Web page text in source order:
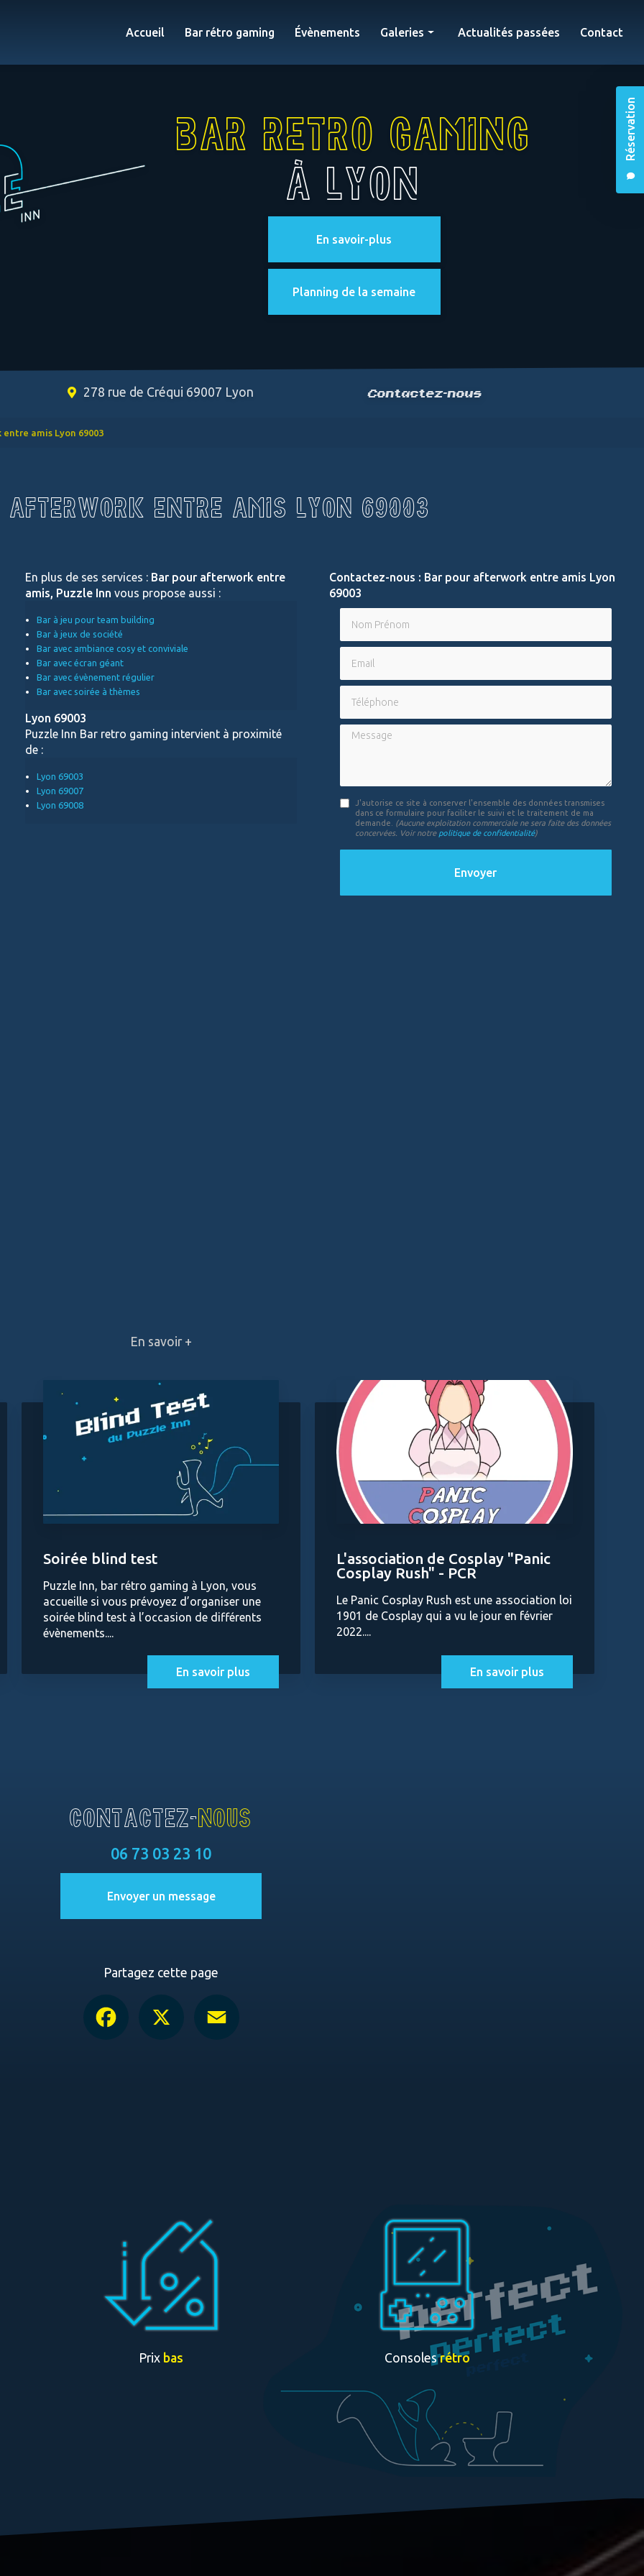
Réservation
Accueil
Bar rétro gaming Évènements Galeries Actualités passées Contact
Bar retro gaming
à Lyon
En savoir-plus
Planning de la semaine
278 rue de Créqui 69007 Lyon Contactez-nous
amis Lyon 69003
AFTERWORK ENTRE AMIS LYON 69003
En plus de ses services : Bar pour afterwork entre
amis, Puzzle Inn vous propose aussi :
Bar à jeu pour team building
Bar à jeux de société
Bar avec ambiance cosy et conviviale
Bar avec écran géant
Bar avec évènement régulier
Bar avec soirée à thèmes
Lyon 69003
Puzzle Inn Bar retro gaming intervient à proximité
de :
Lyon 69003
Lyon 69007
Lyon 69008
Contactez-nous : Bar pour afterwork entre amis Lyon
69003
Message
J'autorise ce site à conserver l'ensemble des données transmises
dans ce formulaire pour faciliter le suivi et le traitement de ma
demande.
(Aucune exploitation commerciale ne sera faite des données
concervées. Voir notre politique de confidentialité)
En savoir +
Soirée blind test
Puzzle Inn, bar rétro gaming à Lyon, vous
accueille si vous prévoyez d’organiser une
soirée blind test à l’occasion de différents
évènements....
En savoir plus
L'association de Cosplay "Panic
Cosplay Rush" - PCR
Le Panic Cosplay Rush est une association loi
1901 de Cosplay qui a vu le jour en février
2022....
En savoir plus
CONTACTEZ-NOUS
06 73 03 23 10
Envoyer un message
Partagez cette page
Prix bas Consolesrétro